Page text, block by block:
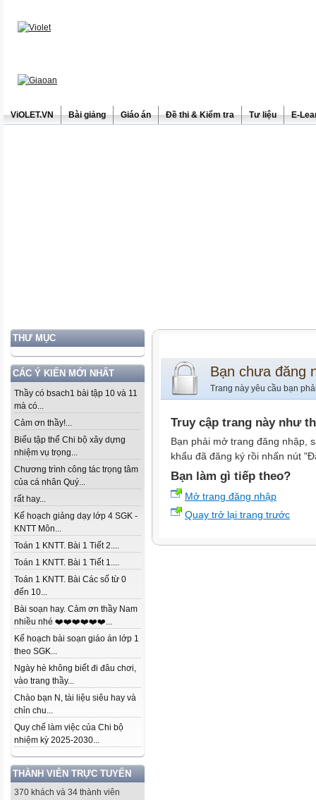
ViOLET.VN Bài giảng Giáo án Đề thi & Kiểm tra Tư liệu E-
THƯ MỤC
CÁC Ý KIẾN MỚI NHẤT
Thầy có bsach1 bài tập 10 và 11
mà có...
Cảm ơn thầy!...
Biểu tập thể Chi bộ xây dựng
nhiệm vụ trọng...
Chương trình công tác trọng tâm
của cá nhân Quý...
rất hay...
Kế hoạch giảng dạy lớp 4 SGK -
KNTT Môn...
Toán 1 KNTT. Bài 1 Tiết 2....
Toán 1 KNTT. Bài 1 Tiết 1....
Toán 1 KNTT. Bài Các số từ 0
đến 10...
Bài soạn hay. Cảm ơn thầy Nam
nhiều nhé ❤️❤️❤️❤️❤️❤️...
Kế hoạch bài soạn giáo án lớp 1
theo SGK...
Ngày hè không biết đi đâu chơi,
vào trang thầy...
Chào bạn N, tài liệu siêu hay và
chỉn chu...
Quy chế làm việc của Chi bộ
nhiệm kỳ 2025-2030...
THÀNH VIÊN TRỰC TUYẾN
370 khách và 34 thành viên
Bạn chưa đăng
Trang này yêu cầu bạn
Truy cập trang này như
Bạn phải mở trang đăng nhập,
khẩu đã đăng ký rồi nhấn nút
Bạn làm gì tiếp theo?
Mở trang đăng nhập
Quay trở lại trang trước